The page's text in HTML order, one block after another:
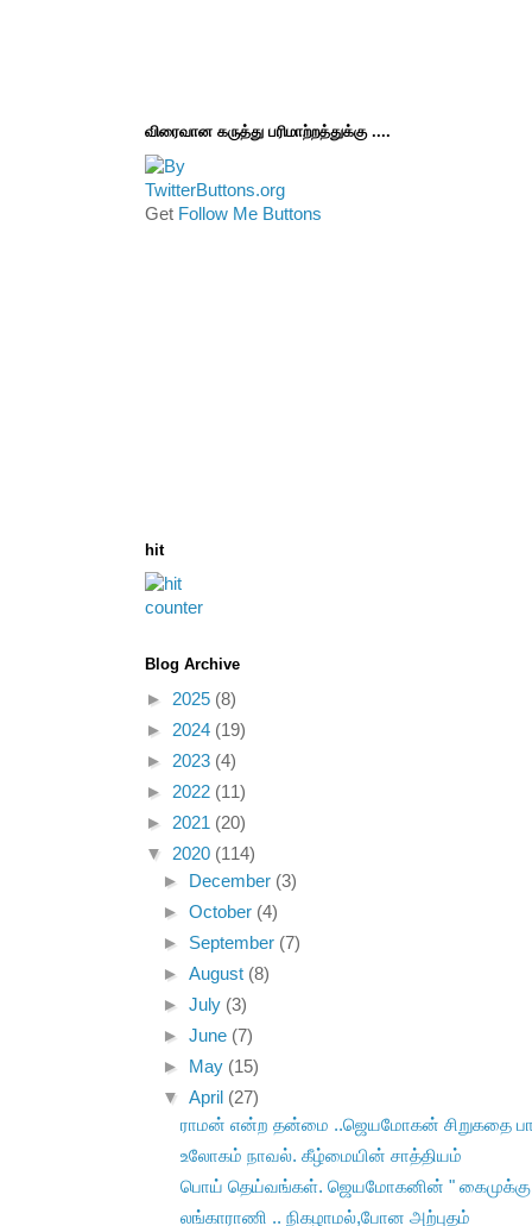
விரைவான கருத்து பரிமாற்றத்துக்கு ....
Get Follow Me Buttons
hit
Blog Archive
► 2025 (8)
► 2024 (19)
► 2023 (4)
► 2022 (11)
► 2021 (20)
▼ 2020 (114)
►
December (3)
►October (4)
► September (7)
►August (8)
►July (3)
►June (7)
►
May (15)
▼April (27)
ராமன் என்ற தன்மை ..ஜெயமோகன் சிறுகதை
உலோகம் நாவல். கீழ்மையின் சாத்தியம்
பொய் தெய்வங்கள். ஜெயமோகனின் " கைமுக்கு
லங்காராணி .. நிகழாமல்,போன அற்புதம்